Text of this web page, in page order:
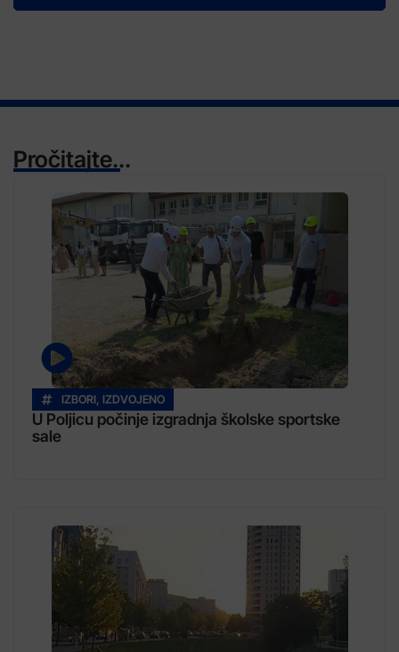
Pročitajte...
IZBORI IZDVOJENO
U Poljicu počinje izgradnja školske sportske
sale